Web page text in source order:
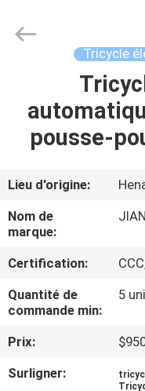
MAISON
PRODUITS
AU
SUJET
DE
NOUS
VISITE
D'USINE
Motorcycle
Tricycle
pousse-
Lieu d'origine:
Nom de
marque:
Certification:
Quantité de
commande min:
5
Prix:
Surligner: